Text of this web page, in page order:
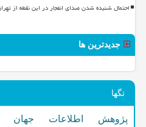
احتمال شنیده شدن صدای انفجار در این نقطه از
جدیدترین ها
تگها
پژوهش اطلاعات جهان